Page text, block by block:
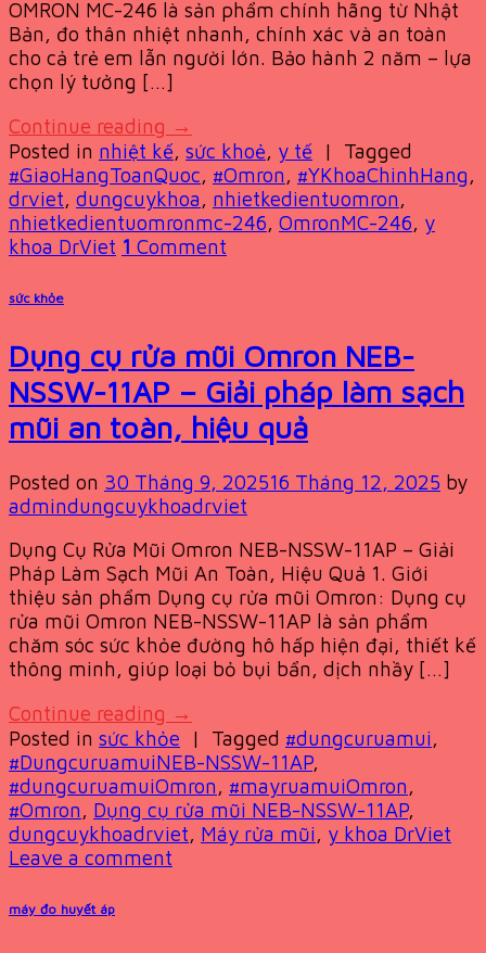
OMRON MC-246 là sản phẩm chính hãng từ Nhật
Bản, đo thân nhiệt nhanh, chính xác và an toàn
cho cả trẻ em lẫn người lớn. Bảo hành 2 năm – lựa
chọn lý tưởng […]
Continue reading →
Posted in nhiệt kế, sức khoẻ, y tế |
Tagged
#GiaoHangToanQuoc, #Omron, #YKhoaChinhHang,
drviet, dungcuykhoa, nhietkedientuomron,
nhietkedientuomronmc-246, OmronMC-246, y
khoa DrViet 1 Comment
sức khỏe
Dụng cụ rửa mũi Omron NEB-
NSSW-11AP – Giải pháp làm sạch
mũi an toàn, hiệu quả
Posted on 30 Tháng 9, 202516 Tháng 12, 2025 by
admindungcuykhoadrviet
Dụng Cụ Rửa Mũi Omron NEB-NSSW-11AP – Giải
Pháp Làm Sạch Mũi An Toàn, Hiệu Quả 1. Giới
thiệu sản phẩm Dụng cụ rửa mũi Omron: Dụng cụ
rửa mũi Omron NEB-NSSW-11AP là sản phẩm
chăm sóc sức khỏe đường hô hấp hiện đại, thiết kế
thông minh, giúp loại bỏ bụi bẩn, dịch nhầy […]
Continue reading →
Posted in sức khỏe | Tagged #dungcuruamui,
#DungcuruamuiNEB-NSSW-11AP,
#dungcuruamuiOmron, #mayruamuiOmron,
#Omron, Dụng cụ rửa mũi NEB-NSSW-11AP,
dungcuykhoadrviet, Máy rửa mũi, y khoa DrViet
Leave a comment
máy đo huyết áp